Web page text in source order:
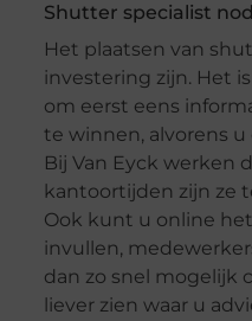
Shutter specialist
Het plaatsen van
investering zijn. Het
om eerst eens
te winnen, alvorens u
Bij Van Eyck werken
kantoortijden zijn ze
Ook kunt u online
invullen,
dan zo snel mogelijk
liever zien waar u